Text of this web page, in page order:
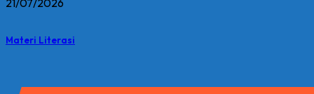
21/07/2026
Materi Literasi